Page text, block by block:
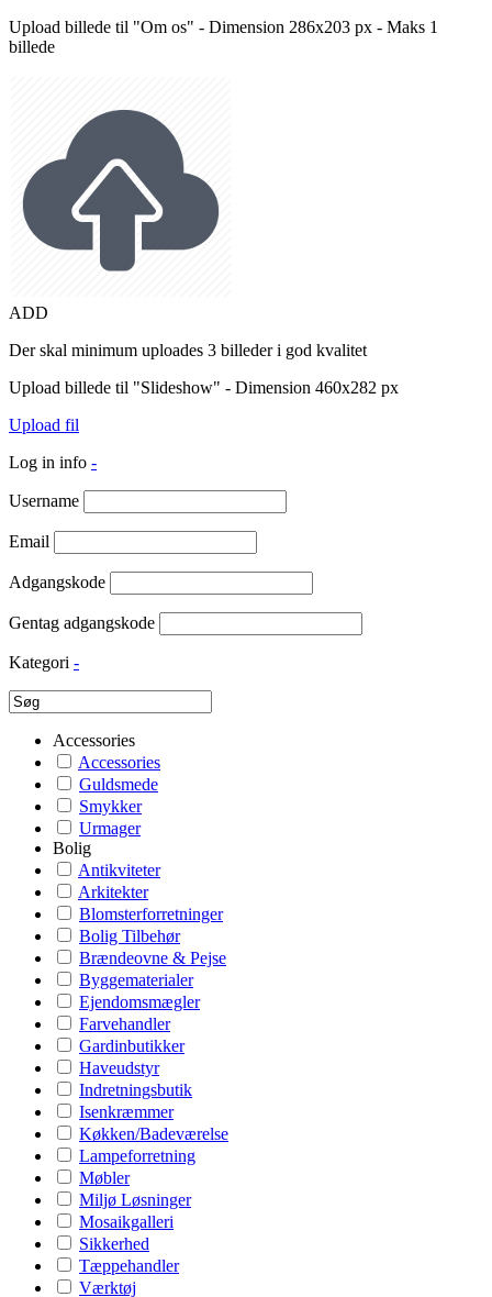
Upload billede til "Om os" - Dimension 286x203 px - Maks 1
billede
ADD
Der skal minimum uploades 3 billeder i god kvalitet
Upload billede til "Slideshow" - Dimension 460x282 px
Upload fil
Log in info -
Username
Email
Adgangskode
Gentag adgangskode
Kategori -
Accessories
Accessories
Guldsmede
Smykker
Urmager
Bolig
Antikviteter
Arkitekter
Blomsterforretninger
Bolig Tilbehør
Brændeovne & Pejse
Byggematerialer
Ejendomsmægler
Farvehandler
Gardinbutikker
Haveudstyr
Indretningsbutik
Isenkræmmer
Køkken/Badeværelse
Lampeforretning
Møbler
Miljø Løsninger
Mosaikgalleri
Sikkerhed
Tæppehandler
Værktøj